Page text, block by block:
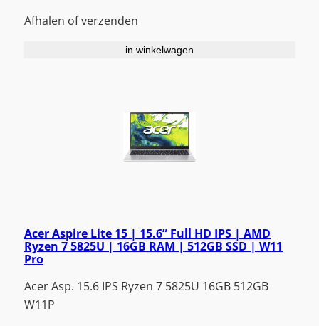
Afhalen of verzenden
in winkelwagen
Acer Aspire Lite 15 | 15.6” Full HD IPS | AMD
Ryzen 7 5825U | 16GB RAM | 512GB SSD | W11
Pro
Acer Asp. 15.6 IPS Ryzen 7 5825U 16GB 512GB
W11P